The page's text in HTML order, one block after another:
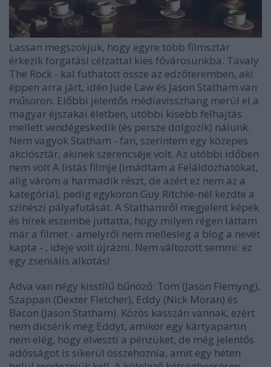
Lassan megszokjuk, hogy egyre több filmsztár
érkezik forgatási célzattal kies fővárosunkba. Tavaly
The Rock - kal futhatott össze az edzőteremben, aki
éppen arra járt, idén Jude Law és Jason Statham van
műsoron. Előbbi jelentős médiavisszhang merül el a
magyar éjszakai életben, utóbbi kisebb felhajtás
mellett vendégeskedik (és persze dolgozik) nálunk.
Nem vagyok Statham - fan, szerintem egy közepes
akciósztár, akinek szerencséje volt. Az utóbbi időben
nem volt A listás filmje (imádtam a Feláldozhatókat,
alig várom a harmadik részt, de azért ez nem az a
kategória), pedig egykoron Guy Ritchie-nél kezdte a
színészi pályafutását. A Stathamről megjelent képek
és hírek eszembe juttatta, hogy milyen régen láttam
már a filmet - amelyről nem mellesleg a blog a nevét
kapta - , ideje volt újrázni. Nem változott semmi: ez
egy zseniális alkotás!
Adva van négy kisstílű bűnöző: Tom (Jason Flemyng),
Szappan (Dexter Fletcher), Eddy (Nick Moran) és
Bacon (Jason Statham). Közös kasszán vannak, ezért
nem dicsérik meg Eddyt, amikor egy kártyapartin
nem elég, hogy elveszti a pénzüket, de még jelentős
adósságot is sikerül összehoznia, amit egy héten